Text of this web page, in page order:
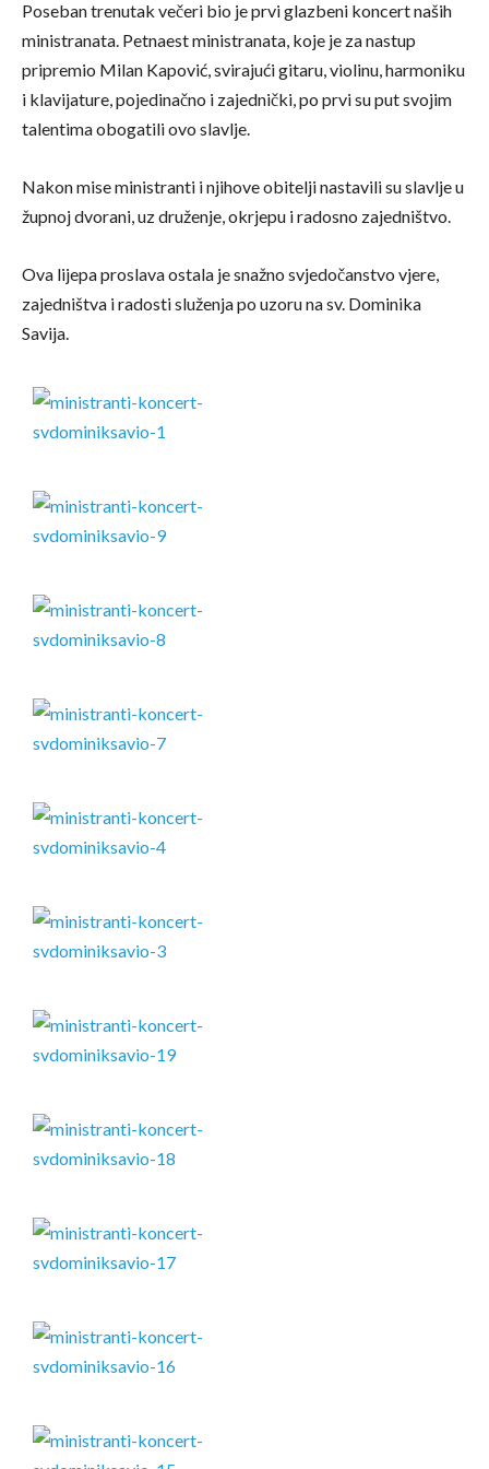
Poseban trenutak večeri bio je prvi glazbeni koncert naših
ministranata. Petnaest ministranata, koje je za nastup
pripremio Milan Kapović, svirajući gitaru, violinu, harmoniku
i klavijature, pojedinačno i zajednički, po prvi su put svojim
talentima obogatili ovo slavlje.
Nakon mise ministranti i njihove obitelji nastavili su slavlje u
župnoj dvorani, uz druženje, okrjepu i radosno zajedništvo.
Ova lijepa proslava ostala je snažno svjedočanstvo vjere,
zajedništva i radosti služenja po uzoru na sv. Dominika
Savija.